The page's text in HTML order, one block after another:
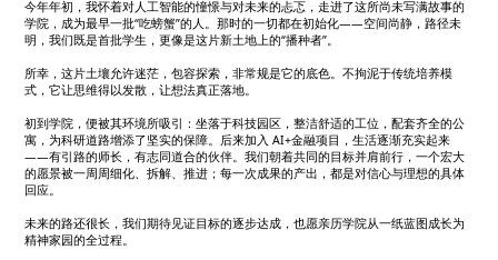
今年年初，我怀着对人工智能的憧憬与对未来的忐忑，走进了这所尚未写满故事的
学院，成为最早一批“吃螃蟹”的人。那时的一切都在初始化——空间尚静，路径未
明，我们既是首批学生，更像是这片新土地上的“播种者”。
所幸，这片土壤允许迷茫，包容探索，非常规是它的底色。不拘泥于传统培养模
式，它让思维得以发散，让想法真正落地。
初到学院，便被其环境所吸引：坐落于科技园区，整洁舒适的工位，配套齐全的公
寓，为科研道路增添了坚实的保障。后来加入 AI+金融项目，生活逐渐充实起来
——有引路的师长，有志同道合的伙伴。我们朝着共同的目标并肩前行，一个宏大
的愿景被一周周细化、拆解、推进；每一次成果的产出，都是对信心与理想的具体
回应。
未来的路还很长，我们期待见证目标的逐步达成，也愿亲历学院从一纸蓝图成长为
精神家园的全过程。